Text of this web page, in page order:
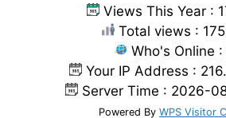
Views This Year :
Total views :
Who's Online :
Your IP Address :
Server Time : 2026-
Powered By WPS Visitor